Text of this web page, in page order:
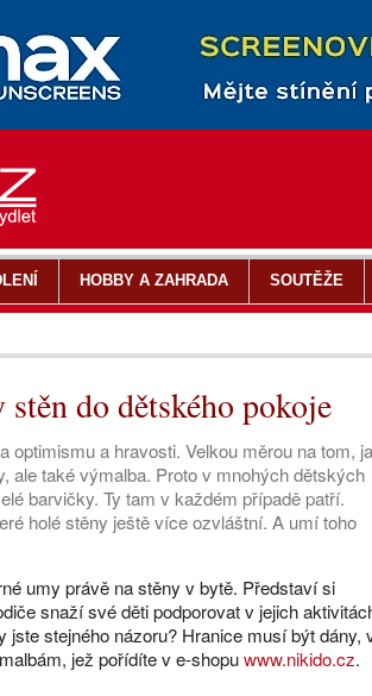
do dětského pokoje
a hravosti. Velkou měrou na tom,
ale také výmalba. Proto v mnohých dětských
barvičky. Ty tam v každém případě patří.
holé stěny ještě více ozvláštní. A umí toho
umy právě na stěny v bytě. Představí si
snaží své děti podporovat v jejich
stejného názoru? Hranice musí být dány,
jež pořídíte v e-shopuwww.nikido.cz.
HOBBY A ZAHRADA SOUTĚŽE